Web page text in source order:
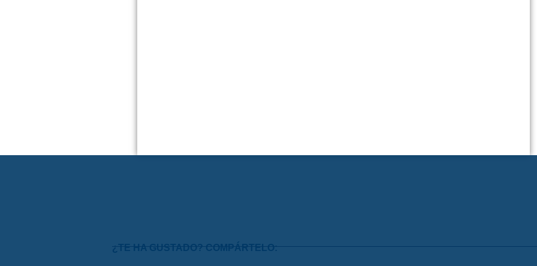
¿TE HA GUSTADO? COMPÁRTELO: